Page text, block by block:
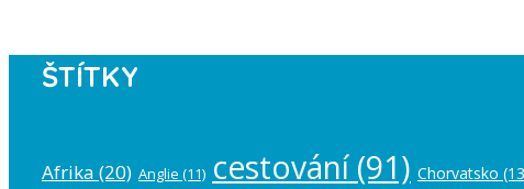
ŠTÍTKY
Afrika (20) Anglie (11) cestování(91) Chorvatsko